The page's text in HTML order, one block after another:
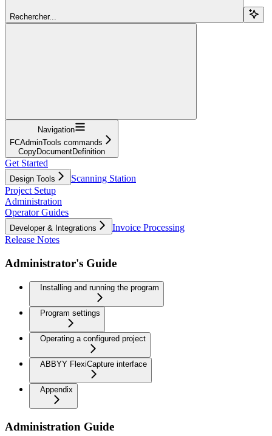
Rechercher...
Navigation
FCAdminTools commands
CopyDocumentDefinition
Get Started
Design Tools
Scanning Station
Project Setup
Administration
Operator Guides
Developer & Integrations
Invoice Processing
Release Notes
Administrator's Guide
Installing and running the program
Program settings
Operating a configured project
ABBYY FlexiCapture interface
Appendix
Administration Guide